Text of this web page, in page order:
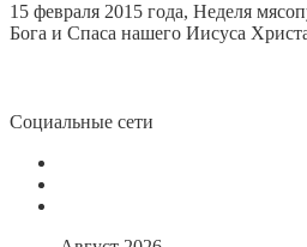
15 февраля 2015 года, Неделя
Бога и Спаса нашего Иисуса
Социальные сети